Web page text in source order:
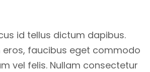
id tellus dictum dapibus.
faucibus eget commodo
vel felis. Nullam consectetur